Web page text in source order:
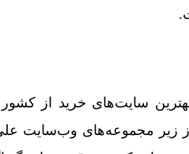
زیر مجموعه‌های وب‌سایت